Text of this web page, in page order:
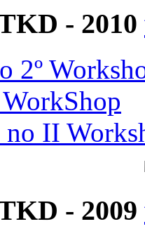
- 2010
2º
no II
- 2009